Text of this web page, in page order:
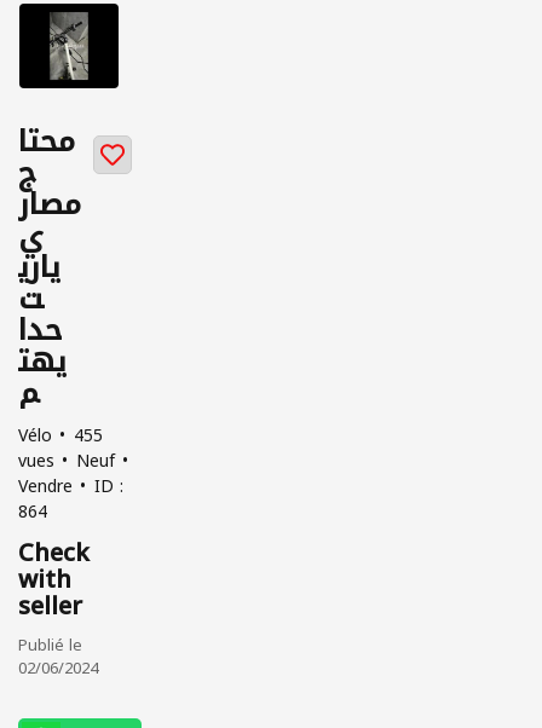
محتا
ج
مصار
ي
ياري
ت
حدا
يهت
م
Vélo 455
vues Neuf
Vendre ID :
864
Check
with
seller
Publié le
02/06/2024